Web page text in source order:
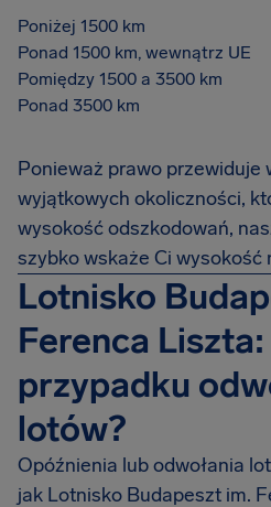
Poniżej 1500 km
Ponad 1500 km, wewnątrz UE
Pomiędzy 1500 a 3500 km
Ponad 3500 km
Ponieważ prawo przewiduje
wyjątkowych okoliczności,
wysokość odszkodowań,
szybko wskaże Ci wysokość
Lotnisko
Ferenca
przypadku
lotów?
Opóźnienia lub odwołania
jak Lotnisko Budapeszt im.